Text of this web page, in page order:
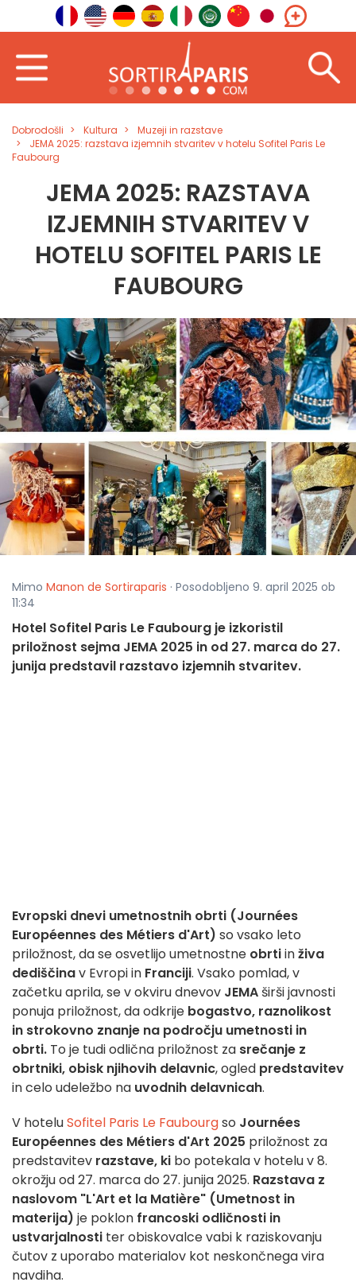
Dobrodošli Kultura
Muzeji in razstave
JEMA 2025: razstava izjemnih stvaritev v hotelu Sofitel Paris Le
Faubourg
JEMA 2025: RAZSTAVA
IZJEMNIH STVARITEV V
HOTELU SOFITEL PARIS LE
FAUBOURG
Mimo Manon de Sortiraparis · Posodobljeno 9. april 2025 ob
11:34
Hotel Sofitel Paris Le Faubourg je izkoristil
priložnost sejma JEMA 2025 in od 27. marca do 27.
junija predstavil razstavo izjemnih stvaritev.
Evropski dnevi umetnostnih obrti (Journées
Européennes des Métiers d'Art) so vsako leto
priložnost, da se osvetlijo umetnostne obrtiinživa
dediščinav Evropi in Franciji. Vsako pomlad, v
začetku aprila, se v okviru dnevov JEMA širši javnosti
ponuja priložnost, da odkrije bogastvo, raznolikost
in strokovno znanje na področju umetnosti in
obrti. To je tudi odlična priložnost za srečanje z
obrtniki, obisk njihovih delavnic, ogled predstavitev
in celo udeležbo na uvodnih delavnicah.
V hoteluSofitel Paris Le Faubourgso Journées
Européennes des Métiers d'Art 2025 priložnost za
predstavitev razstave, ki bo potekala v hotelu v 8.
okrožju od 27. marca do 27. junija 2025. Razstava z
naslovom "L'Art et la Matière" (Umetnost in
materija) je poklon francoski odličnosti in
ustvarjalnosti ter obiskovalce vabi k raziskovanju
čutov z uporabo materialov kot neskončnega vira
navdiha.